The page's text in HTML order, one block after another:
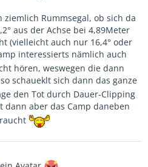
Rummsegal, ob sich da
aus der Achse bei 4,89Meter
(vielleicht auch nur 16,4° oder
interessierts nämlich auch
hören, weswegen die dann
schaueklt sich dann das ganze
den Tot durch Dauer-Clipping
dann aber das Camp daneben